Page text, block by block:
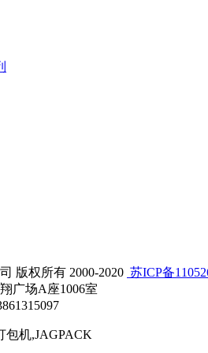
版权所有 2000-2020
苏ICP备
广场A座1006室
包机,JAGPACK